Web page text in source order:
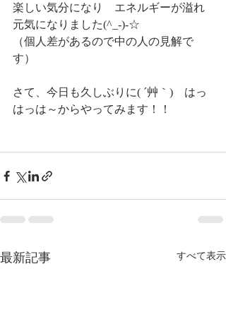
楽しい気分になり　エネルギーが溢れ
元気になりました(^_-)-☆
（個人差があるので中の人の見解で
す）
さて、今日も久しぶりに( ´艸｀)　はっ
はっは～からやってみます！！
最新記事 すべて表示